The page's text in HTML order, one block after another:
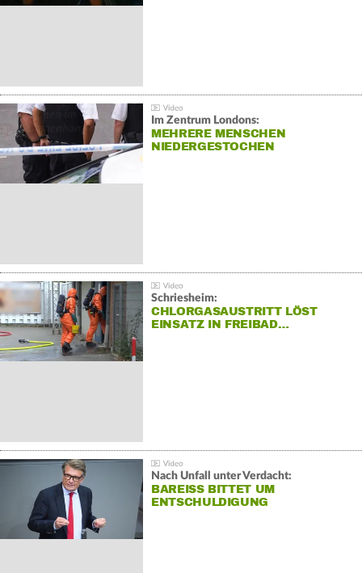
Im Zentrum Londons:
MEHRERE MENSCHEN
NIEDERGESTOCHEN
Schriesheim:
CHLORGASAUSTRITT LÖST
EINSATZ IN FREIBAD…
Nach Unfall unter Verdacht:
BAREISS BITTET UM E
NTSCHULDIGUNG